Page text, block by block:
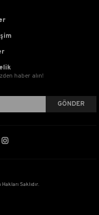
haber alın!
GÖNDER
Saklıdır.